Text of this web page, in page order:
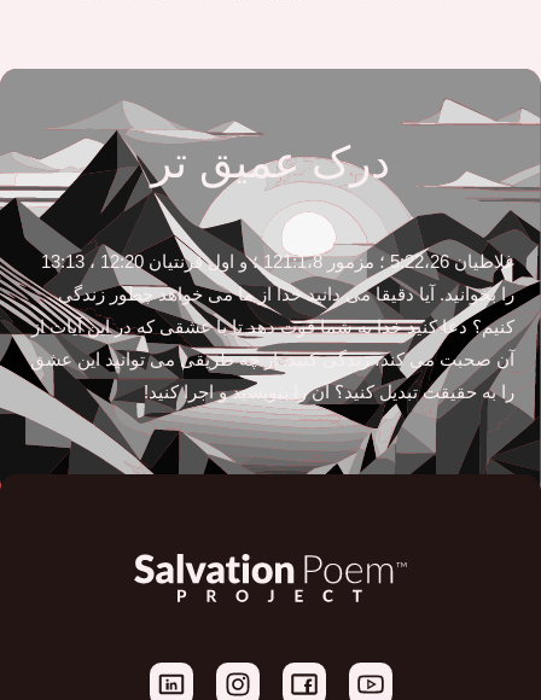
درک عمیق تر
غلاطیان 5:22،26 ؛ مزمور 121:1،8 ؛ و اول قرنتیان 12:20 ، 13:13
را بخوانید. آیا دقیقا می دانید خدا از ما می خواهد چطور زندگی
کنیم؟ دعا کنید خدا به شما قوت دهد تا با عشقی که در این آیات از
آن صحبت می کند، زندگی کنید. از چه طریقی می توانید این عشق
را به حقیقت تبدیل کنید؟ آن را بنویسید و اجرا کنید!